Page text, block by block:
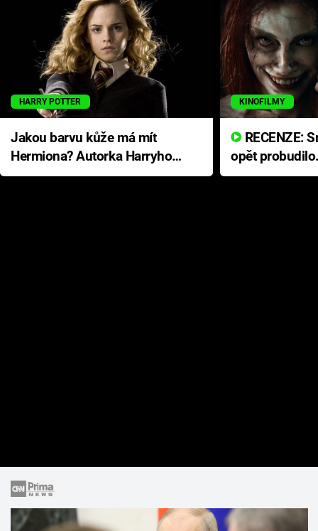
HARRY POTTER
Jakou barvu kůže má mít
Hermiona? Autorka Harryho
Pottera přišla s ráznou
KINOFILMY
opět
přichází s